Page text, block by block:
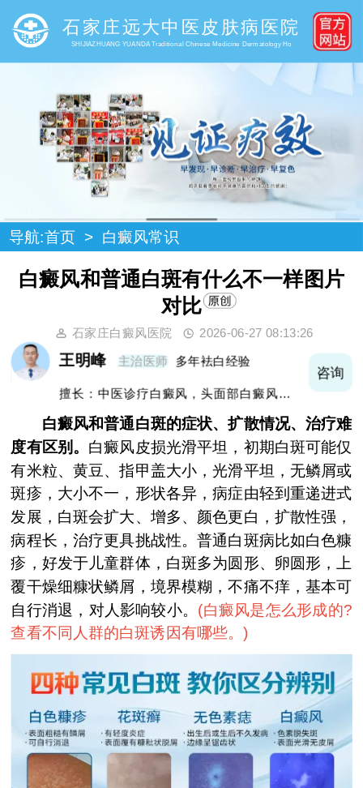
石家庄远大中医皮肤病医院
SHIJIAZHUANG YUANDA Traditional Chinese Medicine Dermatology Ho
导航:首页 > 白癜风常识
白癜风和普通白斑有什么不一样图片
对比
石家庄白癜风医院 2026-06-27 08:13:26
王明峰 主治医师 多年袪白经验
擅长：中医诊疗白癜风，头面部白癜风，青
咨询
白癜风和普通白斑的症状、扩散情况、治疗难
度有区别。 白癜风皮损光滑平坦，初期白斑可能仅
有米粒、黄豆、指甲盖大小，光滑平坦，无鳞屑或
斑疹，大小不一，形状各异，病症由轻到重递进式
发展，白斑会扩大、增多、颜色更白，扩散性强，
病程长，治疗更具挑战性。普通白斑病比如白色糠
疹，好发于儿童群体，白斑多为圆形、卵圆形，上
覆干燥细糠状鳞屑，境界模糊，不痛不痒，基本可
自行消退，对人影响较小。 (白癜风是怎么形成的?
查看不同人群的白斑诱因有哪些。)